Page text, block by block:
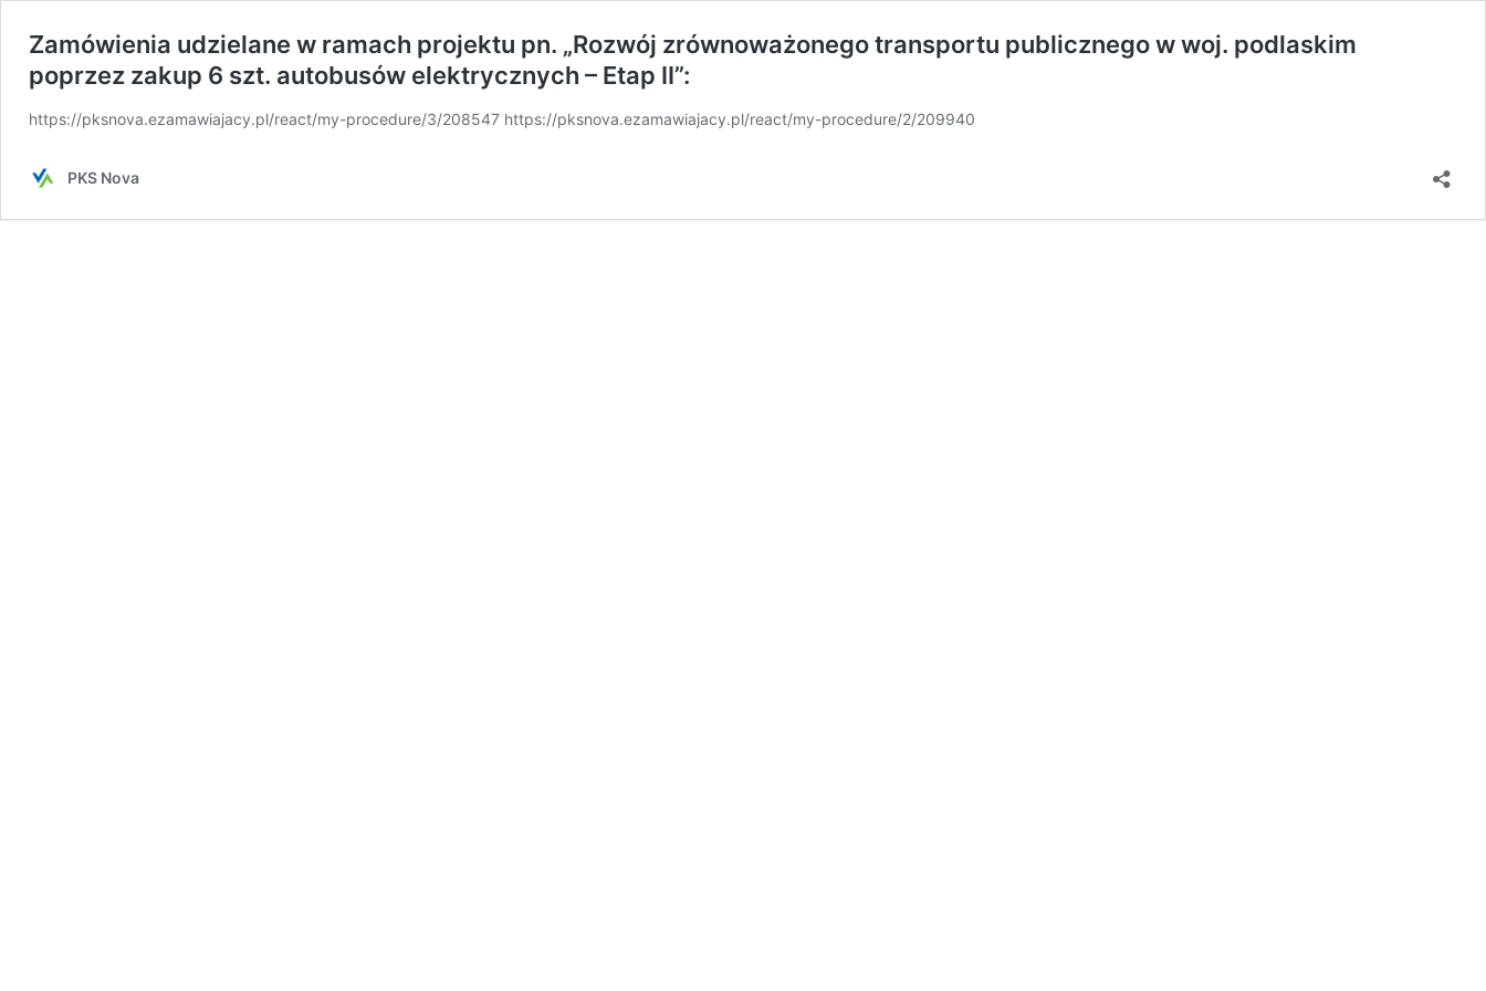
Zamówienia udzielane w ramach projektu pn. „Rozwój zrównoważonego transportu publicznego w woj. podlaskim
poprzez zakup 6 szt. autobusów elektrycznych – Etap II”:
https://pksnova.ezamawiajacy.pl/react/my-procedure/3/208547 https://pksnova.ezamawiajacy.pl/react/my-procedure/2/209940
PKS Nova